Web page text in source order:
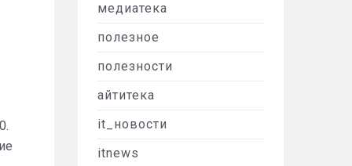
медиатека
полезное
полезности
айтитека
it_новости
itnews